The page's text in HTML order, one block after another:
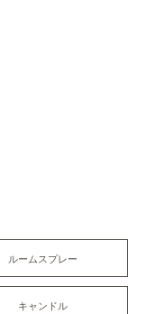
ルームスプレー
キャンドル